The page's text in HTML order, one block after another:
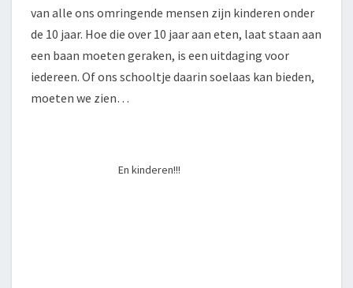
van alle ons omringende mensen zijn kinderen onder
de 10 jaar. Hoe die over 10 jaar aan eten, laat staan aan
een baan moeten geraken, is een uitdaging voor
iedereen. Of ons schooltje daarin soelaas kan bieden,
moeten we zien…
En kinderen!!!